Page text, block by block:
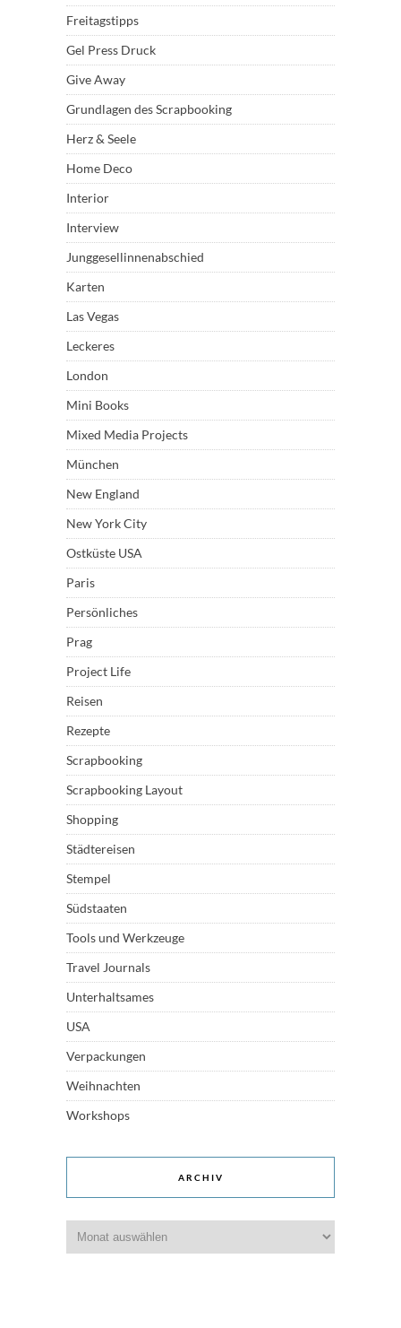
Freitagstipps
Gel Press Druck
Give Away
Grundlagen des Scrapbooking
Herz & Seele
Home Deco
Interior
Interview
Junggesellinnenabschied
Karten
Las Vegas
Leckeres
London
Mini Books
Mixed Media Projects
München
New England
New York City
Ostküste USA
Paris
Persönliches
Prag
Project Life
Reisen
Rezepte
Scrapbooking
Scrapbooking Layout
Shopping
Städtereisen
Stempel
Südstaaten
Tools und Werkzeuge
Travel Journals
Unterhaltsames
USA
Verpackungen
Weihnachten
Workshops
ARCHIV